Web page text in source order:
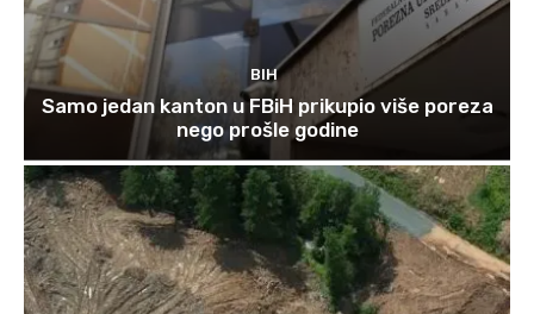
BIH
Samo jedan kanton u FBiH prikupio više poreza
nego prošle godine